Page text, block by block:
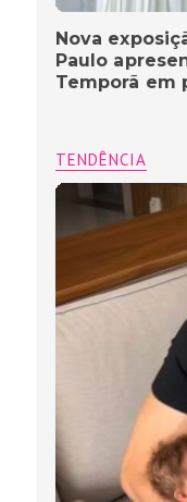
Nova
Paulo
Temporã em
TENDÊNCIA